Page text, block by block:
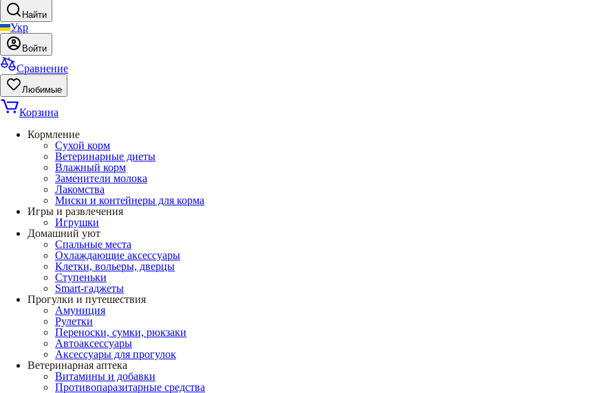
Найти
Укр
Войти
Сравнение
Любимые
Корзина
Кормление
Сухой корм
Ветеринарные диеты
Влажный корм
Заменители молока
Лакомства
Миски и контейнеры для корма
Игры и развлечения
Игрушки
Домашний уют
Спальные места
Охлаждающие аксессуары
Клетки, вольеры, дверцы
Ступеньки
Smart-гаджеты
Прогулки и путешествия
Амуниция
Рулетки
Переноски, сумки, рюкзаки
Автоаксессуары
Аксессуары для прогулок
Ветеринарная аптека
Витамины и добавки
Противопаразитарные средства